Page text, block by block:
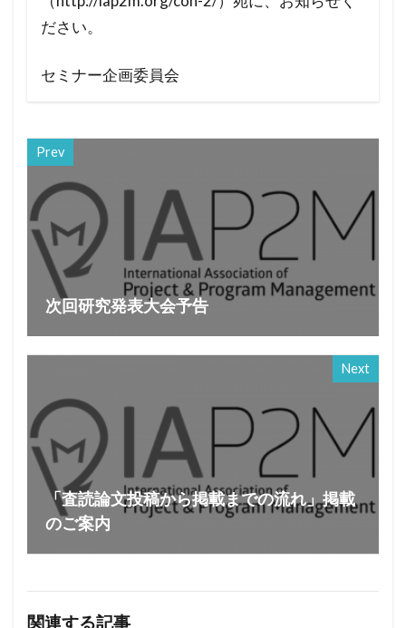
ださい。
セミナー企画委員会
Prev
次回研究発表大会予告
Next
「査読論文投稿から掲載までの流れ」掲載
のご案内
関連する記事